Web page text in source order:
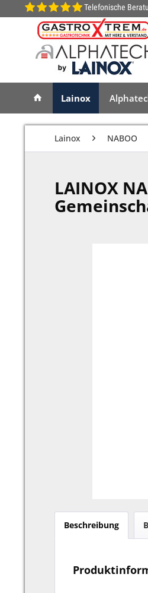
Telefonische
Lainox
Lainox NABOO
LAINOX
Beschreibung